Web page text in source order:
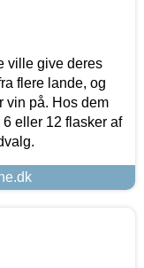
ville give deres
flere lande, og
vin på. Hos dem
eller 12 flasker af